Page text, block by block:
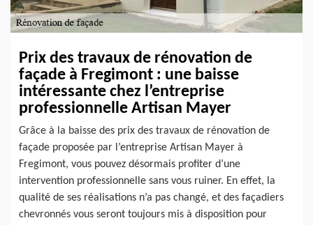
Prix des travaux de rénovation de
façade à Fregimont : une baisse
intéressante chez l’entreprise
professionnelle Artisan Mayer
Grâce à la baisse des prix des travaux de rénovation de
façade proposée par l’entreprise Artisan Mayer à
Fregimont, vous pouvez désormais profiter d’une
intervention professionnelle sans vous ruiner. En effet, la
qualité de ses réalisations n’a pas changé, et des façadiers
chevronnés vous seront toujours mis à disposition pour